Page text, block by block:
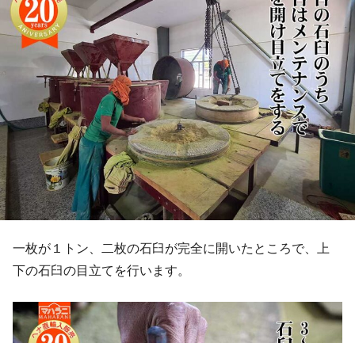
一枚が１トン、二枚の石臼が完全に開いたところで、上
下の石臼の目立てを行います。